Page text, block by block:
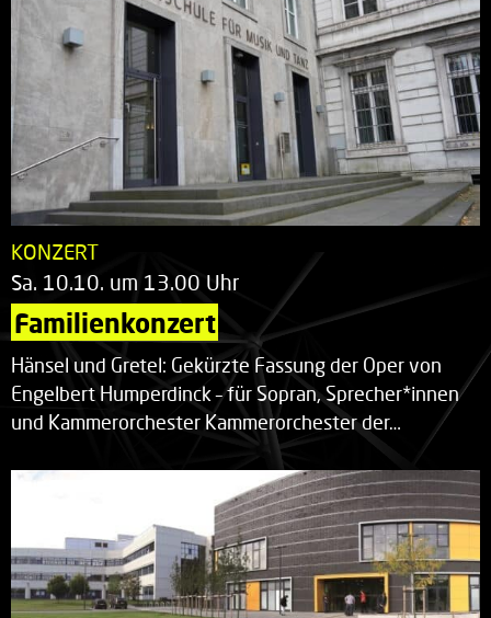
KONZERT
Sa. 10.10. um 13.00 Uhr
Familienkonzert
Hänsel und Gretel: Gekürzte Fassung der Oper von
Engelbert Humperdinck – für Sopran, Sprecher*innen
und Kammerorchester Kammerorchester der…